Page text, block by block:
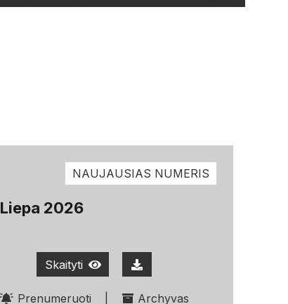
NAUJAUSIAS NUMERIS
Liepa 2026
Skaityti
Prenumeruoti Archyvas